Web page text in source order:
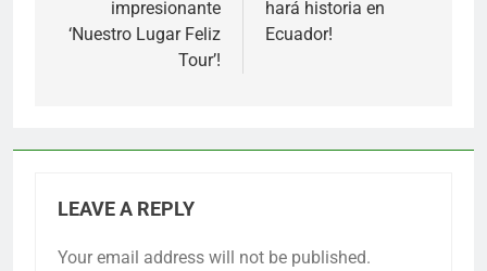
impresionante
‘Nuestro Lugar Feliz
Tour’!
hará historia en
Ecuador!
LEAVE A REPLY
Your email address will not be published.